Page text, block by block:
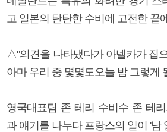
고 일본의 탄탄한 수비에 고전한 끝
△"의견을 나타냈다가 아넬카가 집
아마 우리 중 몇몇도오늘 밤 그렇게
영국대표팀 존 테리 수비수 존 테
과 얘기를 나누다 프랑스의 일이 '남